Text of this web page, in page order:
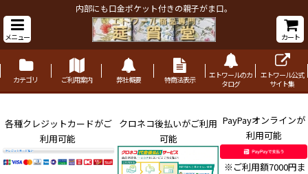
内部にも口金ポケット付きの親子がま口。
メニュー カート
カテゴリ ご利用案内 弊社概要 特商法表示
エトワールのカ
タログ
エトワール公式
サイト集
各種クレジットカードがご
利用可能
クロネコ後払いがご利用
可能
PayPayオンラインが
利用可能
※ご利用額7000円ま